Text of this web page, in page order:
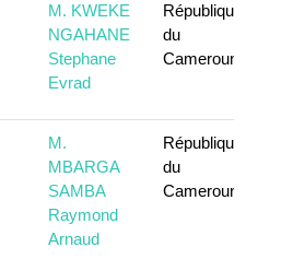
M. KWEKE
NGAHANE
Stephane
Evrad
République
du
Cameroun
M.
MBARGA
SAMBA
Raymond
Arnaud
République
du
Cameroun